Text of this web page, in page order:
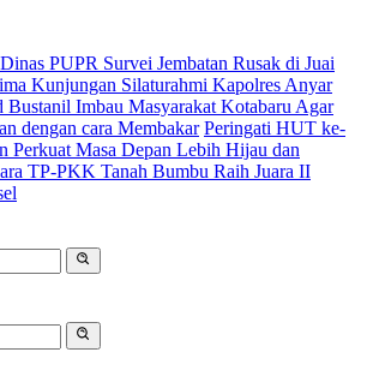
PUPR Survei Jembatan Rusak di Juai
Kunjungan Silaturahmi Kapolres Anyar
Imbau Masyarakat Kotabaru Agar
dengan cara Membakar Peringati HUT ke-
Perkuat Masa Depan Lebih Hijau dan
TP-PKK Tanah Bumbu Raih Juara II